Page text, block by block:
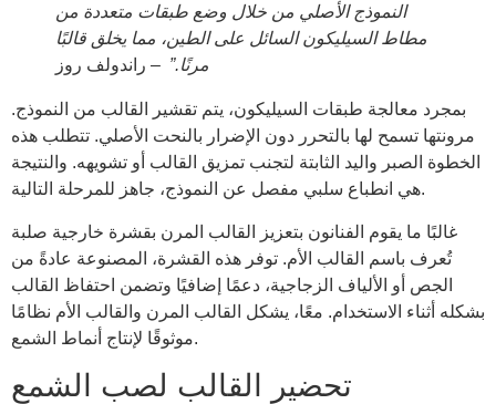
النموذج الأصلي من خلال وضع طبقات متعددة من
مطاط السيليكون السائل على الطين، مما يخلق قالبًا
مرنًا.”
بمجرد معالجة طبقات السيليكون، يتم تقشير القالب من النموذج.
مرونتها تسمح لها بالتحرر دون الإضرار بالنحت الأصلي. تتطلب هذه
الخطوة الصبر واليد الثابتة لتجنب تمزيق القالب أو تشويهه. والنتيجة
هي انطباع سلبي مفصل عن النموذج، جاهز للمرحلة التالية.
غالبًا ما يقوم الفنانون بتعزيز القالب المرن بقشرة خارجية صلبة
تُعرف باسم القالب الأم. توفر هذه القشرة، المصنوعة عادةً من
الجص أو الألياف الزجاجية، دعمًا إضافيًا وتضمن احتفاظ القالب
بشكله أثناء الاستخدام. معًا، يشكل القالب المرن والقالب الأم نظامًا
موثوقًا لإنتاج أنماط الشمع.
تحضير القالب لصب الشمع